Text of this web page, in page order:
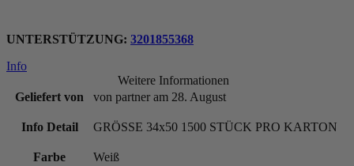
UNTERSTÜTZUNG: 3201855368
Info
Weitere Informationen
Geliefert von
von partner am 28. August
Info Detail GRÖSSE 34x50 1500 STÜCK PRO KARTON
Farbe
Weiß